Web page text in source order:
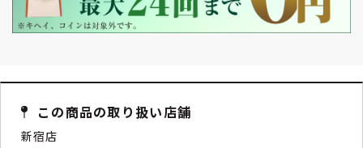
この商品の取り扱い店舗
新宿店